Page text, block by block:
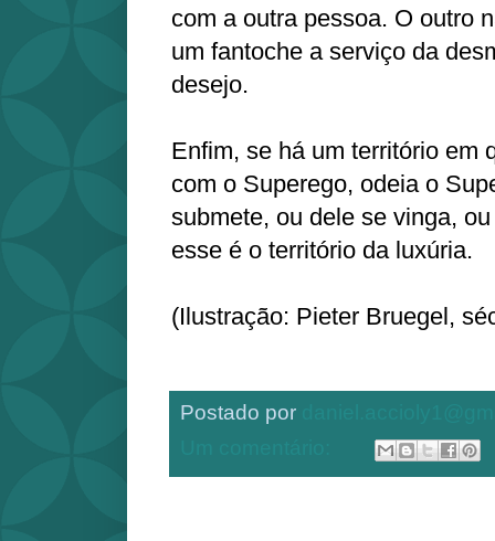
com a outra pessoa. O outro
um fantoche a serviço da
desejo.
Enfim, se há um território em
com o Superego, odeia o
submete, ou dele se vinga,
esse é o território da luxúria.
(Ilustração: Pieter Bruegel,
Postado por